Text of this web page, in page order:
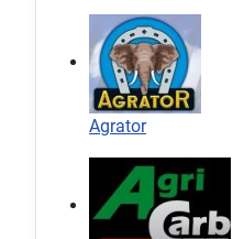
Agrator